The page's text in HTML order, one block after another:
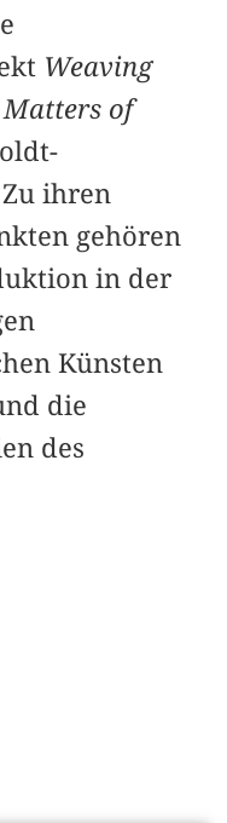
Weaving
Matters of
ihren
gehören
in der
Künsten
die
des